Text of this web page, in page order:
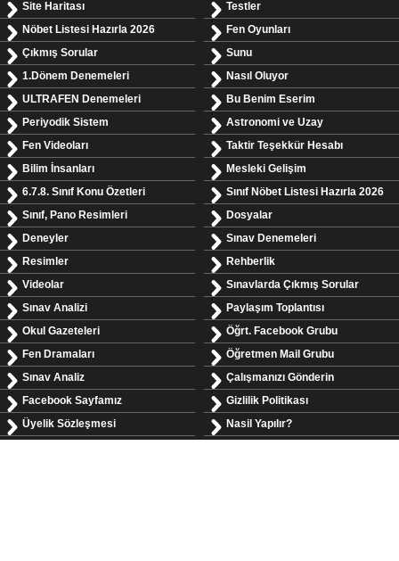
Site Haritası
Nöbet Listesi Hazırla 2026
Çıkmış Sorular
1.Dönem Denemeleri
ULTRAFEN Denemeleri
Periyodik Sistem
Fen Videoları
Bilim İnsanları
6.7.8. Sınıf Konu Özetleri
Sınıf, Pano Resimleri
Deneyler
Resimler
Videolar
Sınav Analizi
Okul Gazeteleri
Fen Dramaları
Sınav Analiz
Facebook Sayfamız
Üyelik Sözleşmesi
Testler
Fen Oyunları
Sunu
Nasıl Oluyor
Bu Benim Eserim
Astronomi ve Uzay
Taktir Teşekkür Hesabı
Mesleki Gelişim
Sınıf Nöbet Listesi Hazırla 2026
Dosyalar
Sınav Denemeleri
Rehberlik
Sınavlarda Çıkmış Sorular
Paylaşım Toplantısı
Öğrt. Facebook Grubu
Öğretmen Mail Grubu
Çalışmanızı Gönderin
Gizlilik Politikası
Nasil Yapılır?